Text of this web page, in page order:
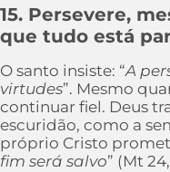
15. Persevere,
que tudo está
O santo insiste: “A
virtudes”. Mesmo
continuar fiel. Deus
escuridão, como a
próprio Cristo
fim será salvo” (Mt